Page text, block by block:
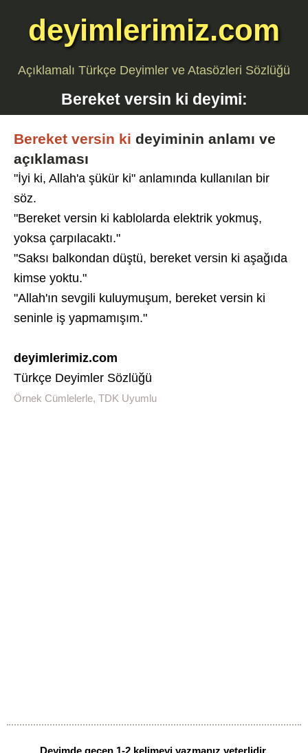
deyimlerimiz.com
Açıklamalı Türkçe Deyimler ve Atasözleri Sözlüğü
Bereket versin ki deyimi:
Bereket versin ki deyiminin anlamı ve
açıklaması
"İyi ki, Allah'a şükür ki" anlamında kullanılan bir
söz.
"Bereket versin ki kablolarda elektrik yokmuş,
yoksa çarpılacaktı."
"Saksı balkondan düştü, bereket versin ki aşağıda
kimse yoktu."
"Allah'ın sevgili kuluymuşum, bereket versin ki
seninle iş yapmamışım."
deyimlerimiz.com
Türkçe Deyimler Sözlüğü
Örnek Cümlelerle, TDK Uyumlu